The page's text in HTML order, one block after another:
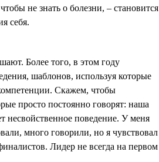
не знать о болезни, – становится
себя.
Более того, в этом году
шаблонов, используя которые
Скажем, чтобы
просто постоянно говорят: наша
несвойственное поведение. У меня
много говорили, но я чувствовал
Лидер не всегда на первом